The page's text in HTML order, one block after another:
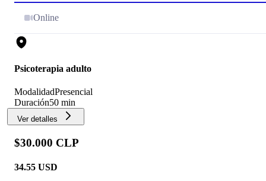
Online
Psicoterapia adulto
ModalidadPresencial
Duración50 min
Ver detalles
$30.000 CLP
34.55 USD